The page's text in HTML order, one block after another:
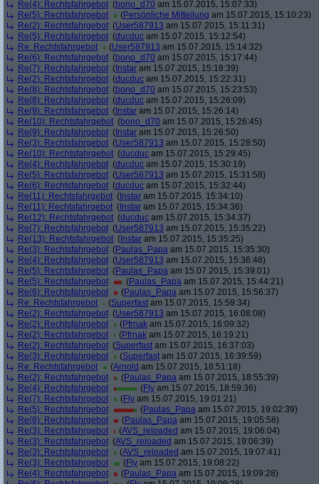
Re(4): Rechtsfahrgebot (bono_d70 am 15.07.2015, 15:07:33)
Re(5): Rechtsfahrgebot
(Persönliche Mitteilung am 15.07.2015, 15:10:23)
Re(2): Rechtsfahrgebot (User587913 am 15.07.2015, 15:11:31)
Re(5): Rechtsfahrgebot (ducduc am 15.07.2015, 15:12:54)
Re: Rechtsfahrgebot
(User587913 am 15.07.2015, 15:14:32)
Re(6): Rechtsfahrgebot (bono_d70 am 15.07.2015, 15:17:44)
Re(7): Rechtsfahrgebot ( Instar am 15.07.2015, 15:18:39)
Re(2): Rechtsfahrgebot (ducduc am 15.07.2015, 15:22:31)
Re(8): Rechtsfahrgebot (bono_d70 am 15.07.2015, 15:23:53)
Re(8): Rechtsfahrgebot (ducduc am 15.07.2015, 15:26:09)
Re(9): Rechtsfahrgebot ( Instar am 15.07.2015, 15:26:14)
Re(10): Rechtsfahrgebot (bono_d70 am 15.07.2015, 15:26:45)
Re(9): Rechtsfahrgebot ( Instar am 15.07.2015, 15:26:50)
Re(3): Rechtsfahrgebot (User587913 am 15.07.2015, 15:28:50)
Re(10): Rechtsfahrgebot (ducduc am 15.07.2015, 15:29:45)
Re(4): Rechtsfahrgebot (ducduc am 15.07.2015, 15:30:19)
Re(5): Rechtsfahrgebot (User587913 am 15.07.2015, 15:31:58)
Re(6): Rechtsfahrgebot (ducduc am 15.07.2015, 15:32:44)
Re(11): Rechtsfahrgebot ( Instar am 15.07.2015, 15:34:10)
Re(11): Rechtsfahrgebot ( Instar am 15.07.2015, 15:34:36)
Re(12): Rechtsfahrgebot (ducduc am 15.07.2015, 15:34:37)
Re(7): Rechtsfahrgebot (User587913 am 15.07.2015, 15:35:22)
Re(13): Rechtsfahrgebot ( Instar am 15.07.2015, 15:35:25)
Re(3): Rechtsfahrgebot (Paulas_Papa am 15.07.2015, 15:35:30)
Re(4): Rechtsfahrgebot (User587913 am 15.07.2015, 15:36:48)
Re(5): Rechtsfahrgebot (Paulas_Papa am 15.07.2015, 15:39:01)
Re(5): Rechtsfahrgebot
(Paulas_Papa am 15.07.2015, 15:44:21)
Re(6): Rechtsfahrgebot
(Paulas_Papa am 15.07.2015, 15:56:37)
Re: Rechtsfahrgebot
(Superfast am 15.07.2015, 15:59:34)
Re(2): Rechtsfahrgebot (User587913 am 15.07.2015, 16:08:08)
Re(2): Rechtsfahrgebot
(Pfrnak am 15.07.2015, 16:09:32)
Re(2): Rechtsfahrgebot
(Pfrnak am 15.07.2015, 16:19:21)
Re(2): Rechtsfahrgebot (Superfast am 15.07.2015, 16:37:03)
Re(3): Rechtsfahrgebot
(Superfast am 15.07.2015, 16:39:59)
Re: Rechtsfahrgebot
(Arnold am 15.07.2015, 18:51:18)
Re(2): Rechtsfahrgebot
(Paulas_Papa am 15.07.2015, 18:55:39)
Re(4): Rechtsfahrgebot
(Fly am 15.07.2015, 18:59:36)
Re(7): Rechtsfahrgebot
(Fly am 15.07.2015, 19:01:21)
Re(5): Rechtsfahrgebot
(Paulas_Papa am 15.07.2015, 19:02:39)
Re(8): Rechtsfahrgebot
(Paulas_Papa am 15.07.2015, 19:05:58)
Re(3): Rechtsfahrgebot
(AVS_reloaded am 15.07.2015, 19:06:04)
Re(3): Rechtsfahrgebot (AVS_reloaded am 15.07.2015, 19:06:39)
Re(3): Rechtsfahrgebot
(AVS_reloaded am 15.07.2015, 19:07:41)
Re(3): Rechtsfahrgebot
(Fly am 15.07.2015, 19:08:22)
Re(4): Rechtsfahrgebot
(Paulas_Papa am 15.07.2015, 19:09:28)